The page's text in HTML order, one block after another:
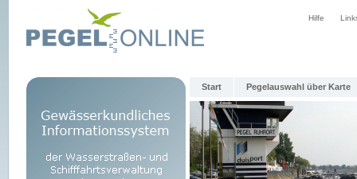
Hilfe
Start Pegelauswahl über Karte